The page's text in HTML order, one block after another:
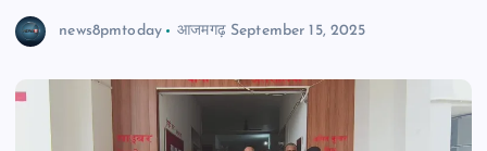
news8pmtoday आजमगढ़ September 15, 2025